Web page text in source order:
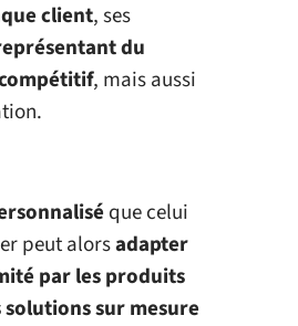
client, ses
du
, mais aussi
que celui
peut alorsadapter
par les produits
sur mesure